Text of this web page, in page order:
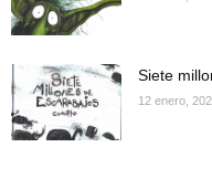
Siete
12 enero,